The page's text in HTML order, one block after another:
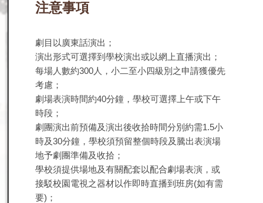
注意事項
劇目以廣東話演出；
演出形式可選擇到學校演出或以網上直播演出；
每場人數約300人，小二至小四級別之申請獲優先
考慮；
劇場表演時間約40分鐘，學校可選擇上午或下午
時段；
劇團演出前預備及演出後收拾時間分別約需1.5小
時及30分鐘，學校須預留整個時段及騰出表演場
地予劇團準備及收拾；
學校須提供場地及有關配套以配合劇場表演，或
接駁校園電視之器材以作即時直播到班房(如有需
要)；